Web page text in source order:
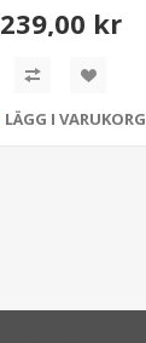
239,00 kr
LÄGG I VARUKORG